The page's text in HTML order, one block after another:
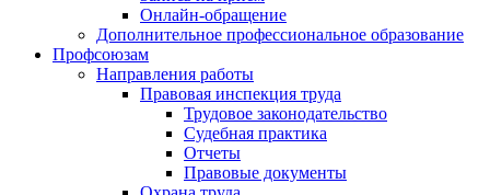
Онлайн-обращение
Дополнительное профессиональное образование
Профсоюзам
Направления работы
Правовая инспекция труда
Трудовое законодательство
Судебная практика
Отчеты
Правовые документы